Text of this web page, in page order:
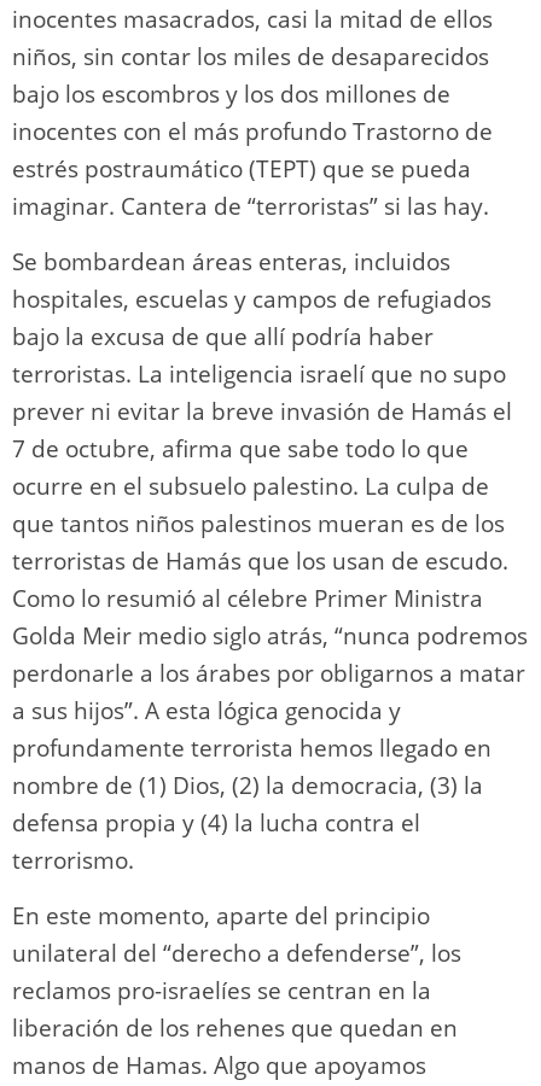
inocentes masacrados, casi la mitad de ellos
niños, sin contar los miles de desaparecidos
bajo los escombros y los dos millones de
inocentes con el más profundo Trastorno de
estrés postraumático (TEPT) que se pueda
imaginar. Cantera de “terroristas” si las hay.
Se bombardean áreas enteras, incluidos
hospitales, escuelas y campos de refugiados
bajo la excusa de que allí podría haber
terroristas. La inteligencia israelí que no supo
prever ni evitar la breve invasión de Hamás el
7 de octubre, afirma que sabe todo lo que
ocurre en el subsuelo palestino. La culpa de
que tantos niños palestinos mueran es de los
terroristas de Hamás que los usan de escudo.
Como lo resumió al célebre Primer Ministra
Golda Meir medio siglo atrás, “nunca podremos
perdonarle a los árabes por obligarnos a matar
a sus hijos”. A esta lógica genocida y
profundamente terrorista hemos llegado en
nombre de (1) Dios, (2) la democracia, (3) la
defensa propia y (4) la lucha contra el
terrorismo.
En este momento, aparte del principio
unilateral del “derecho a defenderse”, los
reclamos pro-israelíes se centran en la
liberación de los rehenes que quedan en
manos de Hamas. Algo que apoyamos